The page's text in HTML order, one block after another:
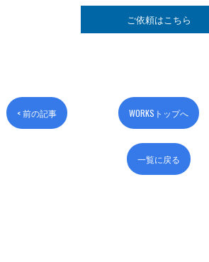
ご依頼はこちら
< 前の記事 WORKSトップへ
一覧に戻る